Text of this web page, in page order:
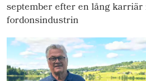
september efter en lång karriär
fordonsindustrin